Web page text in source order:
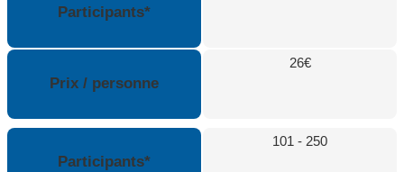
Participants*
Prix / personne
26€
Participants*
101 - 250